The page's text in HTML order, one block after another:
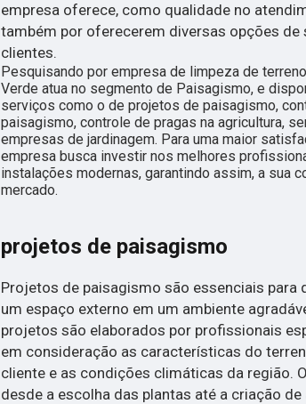
empresa oferece, como qualidade no
também por oferecerem diversas opções de
clientes.
Pesquisando por empresa de limpeza de
Verde atua no segmento de Paisagismo, e
serviços como o de projetos de paisagismo,
paisagismo, controle de pragas na agricultura,
empresas de jardinagem. Para uma maior
empresa busca investir nos melhores
instalações modernas, garantindo assim, a sua
mercado.
projetos de paisagismo
Projetos de paisagismo são essenciais
um espaço externo em um ambiente
projetos são elaborados por profissionais
em consideração as características do
cliente e as condições climáticas da região.
desde a escolha das plantas até a criação